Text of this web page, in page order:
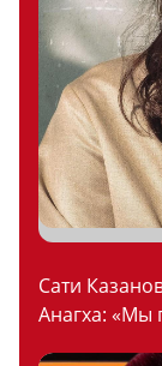
Сати
Анагха: «Мы